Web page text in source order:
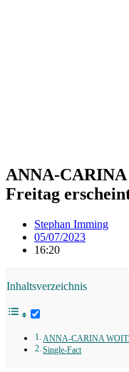
ANNA-
Freitag
Stephan Imming
05/07/2023
16:20
Inhaltsverzeichnis
ANNA-CARINA
Single-Fact